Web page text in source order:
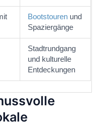
Bootstouren und
Spaziergänge
Stadtrundgang
und kulturelle
Entdeckungen